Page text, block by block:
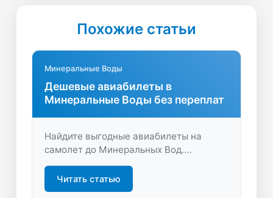
Похожие статьи
Минеральные Воды
Дешевые авиабилеты в
Минеральные Воды без переплат
Найдите выгодные авиабилеты на
самолет до Минеральных Вод.
акциях, забронируйте быстро и удобно
на LastBilet.ru. Планируйте
Читать статью